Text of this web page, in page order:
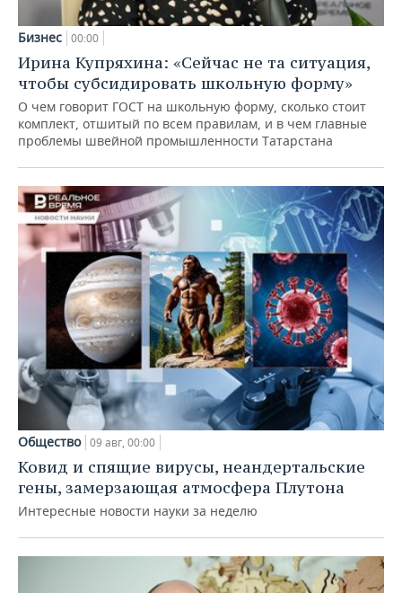
Бизнес 00:00
Ирина Купряхина: «Сейчас не та ситуация,
чтобы субсидировать школьную форму»
О чем говорит ГОСТ на школьную форму, сколько стоит
комплект, отшитый по всем правилам, и в чем главные
проблемы швейной промышленности Татарстана
Общество 09 авг, 00:00
Ковид и спящие вирусы, неандертальские
гены, замерзающая атмосфера Плутона
Интересные новости науки за неделю